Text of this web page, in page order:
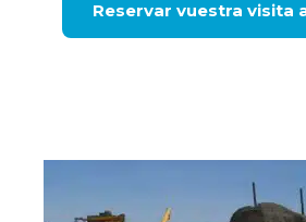
Reservar vuestra visita